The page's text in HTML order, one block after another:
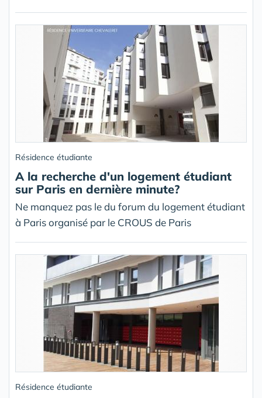
Résidence étudiante
A la recherche d'un logement étudiant
sur Paris en dernière minute?
Ne manquez pas le du forum du logement étudiant
à Paris organisé par le CROUS de Paris
Résidence étudiante